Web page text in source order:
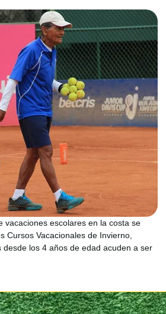
vacaciones escolares en la costa se
Cursos Vacacionales de Invierno,
los 4 años de edad acuden a ser